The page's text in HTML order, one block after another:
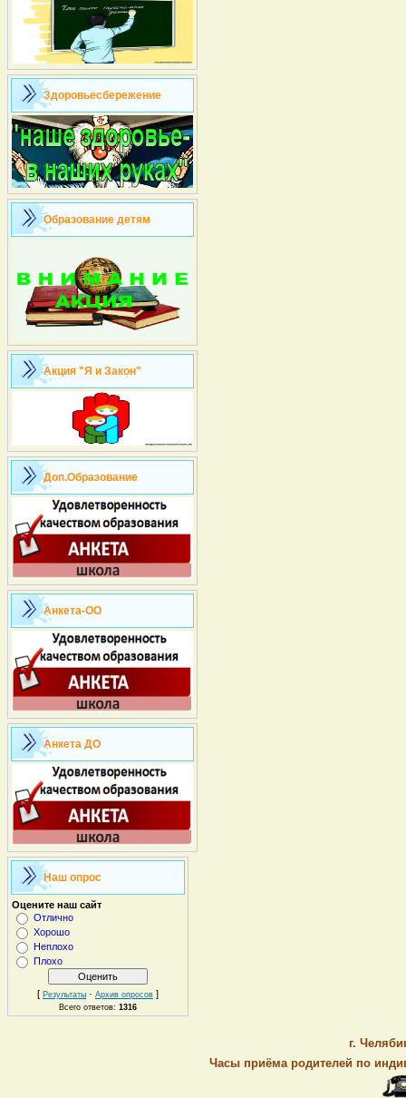
Здоровьесбережение
Образование детям
Акция "Я и Закон"
Доп.Образование
Анкета-ОО
Анкета ДО
Наш опрос
Оцените наш сайт
Отлично
Хорошо
Неплохо
Плохо
[ Результаты · Архив опросов ]
Всего ответов: 1316
г.
Часы приёма родителей по